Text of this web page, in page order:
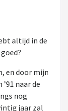
altijd in de
en door mijn
naar de
nog
jaar zal